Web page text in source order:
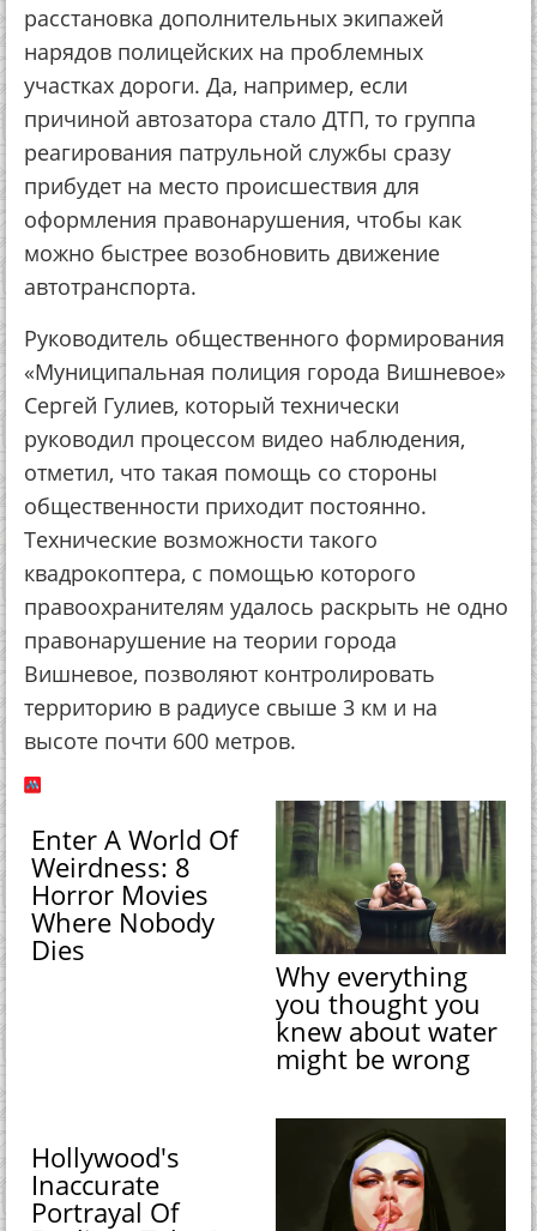
расстановка дополнительных экипажей
нарядов полицейских на проблемных
участках дороги. Да, например, если
причиной автозатора стало ДТП, то группа
реагирования патрульной службы сразу
прибудет на место происшествия для
оформления правонарушения, чтобы как
можно быстрее возобновить движение
автотранспорта.
Руководитель общественного формирования
«Муниципальная полиция города Вишневое»
Сергей Гулиев, который технически
руководил процессом видео наблюдения,
отметил, что такая помощь со стороны
общественности приходит постоянно.
Технические возможности такого
квадрокоптера, с помощью которого
правоохранителям удалось раскрыть не одно
правонарушение на теории города
Вишневое, позволяют контролировать
территорию в радиусе свыше 3 км и на
высоте почти 600 метров.
Enter A World Of
Weirdness: 8
Horror Movies
Where Nobody
Dies
Why everything
you thought you
knew about water
might be wrong
Hollywood's
Inaccurate
Portrayal Of